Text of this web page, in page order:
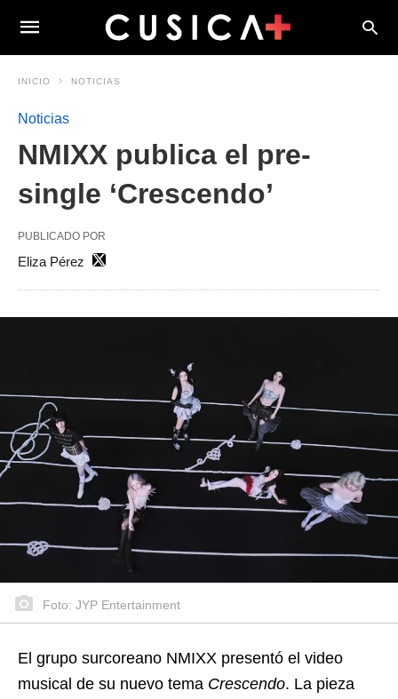
INICIO NOTICIAS
Noticias
NMIXX publica el pre-
single ‘Crescendo’
PUBLICADO POR
Eliza Pérez
Foto: JYP Entertainment
El grupo surcoreano NMIXX presentó el video
musical de su nuevo tema Crescendo. La pieza